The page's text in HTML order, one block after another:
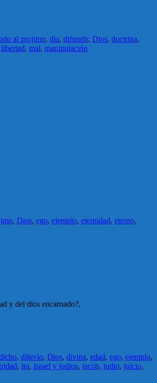
al projimo, dia, difundir, Dios, doctrina,
libertad, mal, manipulación
, Dios, ego, ejemplo, eternidad, eterno,
y del dios encarnado?,
, diluvio, Dios, divina, edad, ego, ejemplo,
, ira, Israel y judios, jacob, judio, juicio,